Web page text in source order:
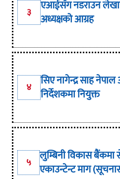
३
एआईसँग नडराउन
अध्यक्षको आग्रह
४
सिए नागेन्द्र साह
निर्देशकमा नियुक्त
५ लुम्बिनी विकास बैंकमा
एकाउन्टेन्ट माग